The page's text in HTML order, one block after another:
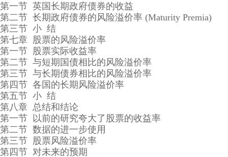
第一节 英国长期政府债券的收益
第二节 长期政府债券的风险溢价率 (Maturity Premia)
第三节 小 结
第七章 股票的风险溢价率
第一节 股票实际收益率
第二节 与短期国债相比的风险溢价率
第三节 与长期债券相比的风险溢价率
第四节 各国的长期风险溢价率
第五节 小 结
第八章 总结和结论
第一节 以前的研究夸大了股票的收益率
第二节 数据的进一步使用
第三节 股票风险溢价率
第四节 对未来的预期